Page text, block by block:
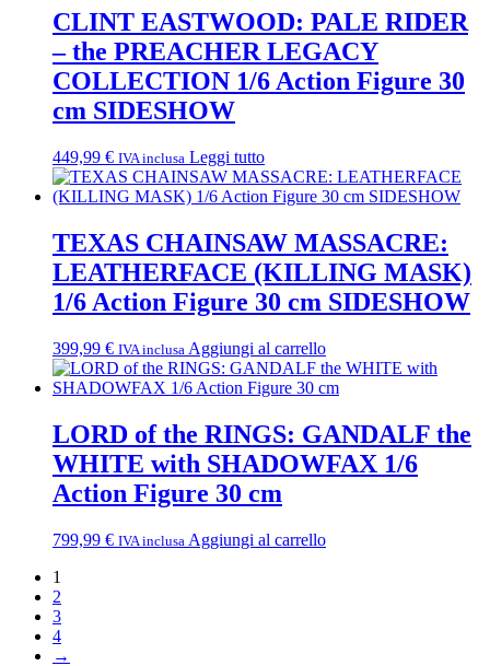
CLINT EASTWOOD: PALE RIDER
– the PREACHER LEGACY
COLLECTION 1/6 Action Figure 30
cm SIDESHOW
449,99 € IVA inclusa Leggi tutto
TEXAS CHAINSAW MASSACRE:
LEATHERFACE (KILLING MASK)
1/6 Action Figure 30 cm SIDESHOW
399,99 € IVA inclusa Aggiungi al carrello
LORD of the RINGS: GANDALF the
WHITE with SHADOWFAX 1/6
Action Figure 30 cm
799,99 € IVA inclusa Aggiungi al carrello
1
2
3
4
→